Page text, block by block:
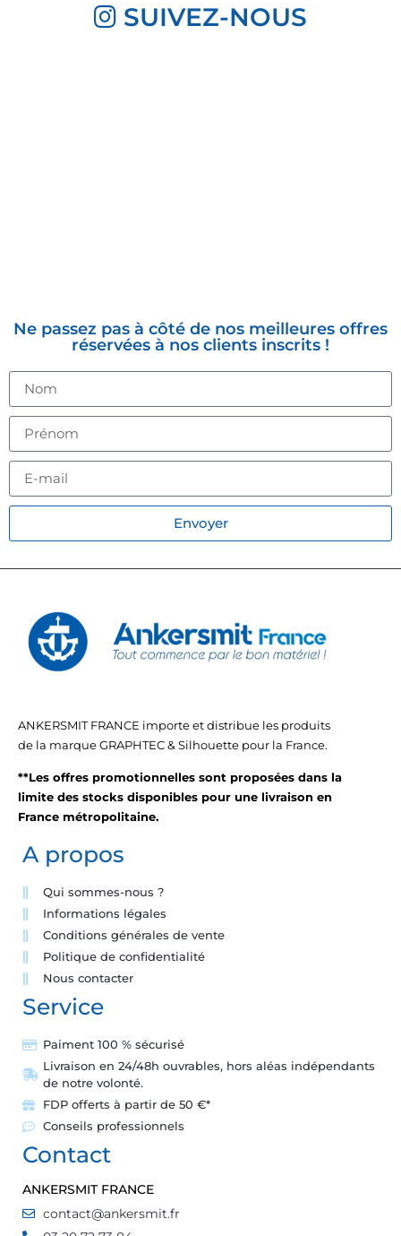
SUIVEZ-NOUS
Ne passez pas à côté de nos meilleures offres
réservées à nos clients inscrits !
Envoyer
ANKERSMIT FRANCE importe et distribue les produits
de la marque GRAPHTEC & Silhouette pour la France.
**Les offres promotionnelles sont proposées dans la
limite des stocks disponibles pour une livraison en
France métropolitaine.
A propos
Qui sommes-nous ?
Informations légales
Conditions générales de vente
Politique de confidentialité
Nous contacter
Service
Paiment 100 % sécurisé
Livraison en 24/48h ouvrables, hors aléas indépendants
de notre volonté.
FDP offerts à partir de 50 €*
Conseils professionnels
Contact
ANKERSMIT FRANCE
contact@ankersmit.fr